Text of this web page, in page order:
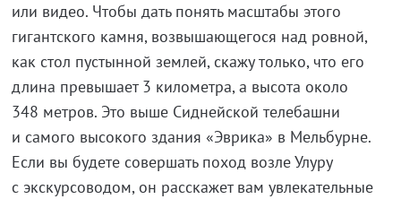
или видео. Чтобы дать понять масштабы этого
гигантского камня, возвышающегося над ровной,
как стол пустынной землей, скажу только, что его
длина превышает 3 километра, а высота около
348 метров. Это выше Сиднейской телебашни
и самого высокого здания «Эврика» в Мельбурне.
Если вы будете совершать поход возле Улуру
с экскурсоводом, он расскажет вам увлекательные